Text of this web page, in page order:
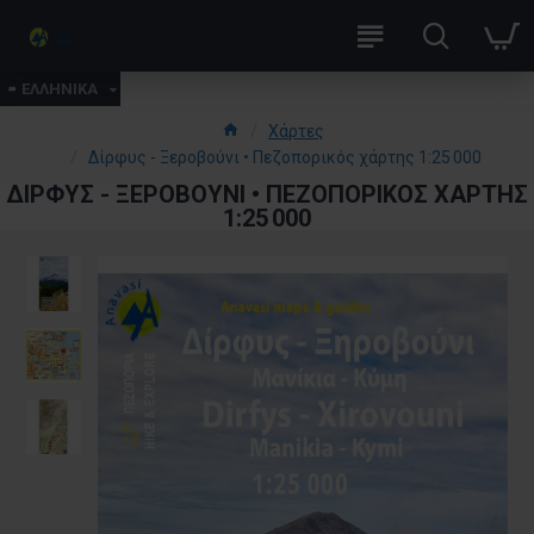
ΕΛΛΗΝΙΚΑ
Χάρτες
Δίρφυς - Ξεροβούνι • Πεζοπορικός χάρτης 1:25 000
ΔΊΡΦΥΣ - ΞΕΡΟΒΟΎΝΙ • ΠΕΖΟΠΟΡΙΚΌΣ ΧΆΡΤΗΣ
1:25 000